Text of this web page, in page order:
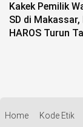
Kakek Pemilik
SD di
HAROS Turun
Home Kode Etik